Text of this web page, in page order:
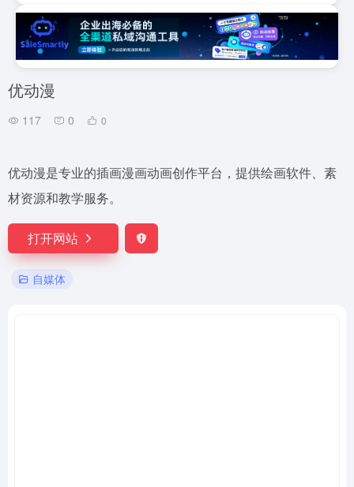
优动漫
117 0 0
优动漫是专业的插画漫画动画创作平台，提供绘画软件、素
材资源和教学服务。
打开网站
自媒体